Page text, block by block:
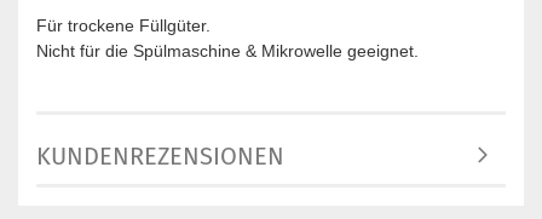
Für trockene Füllgüter.
Nicht für die Spülmaschine & Mikrowelle geeignet.
KUNDENREZENSIONEN